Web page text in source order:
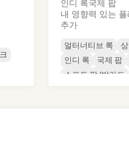
인디 록국제 팝
내 영향력 있는
추가
얼터너티브 록
인디 록
국제 팝
소프트 팝/발라드